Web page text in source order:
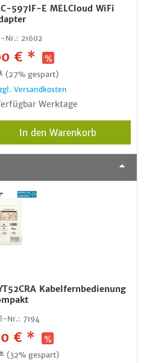
597IF-E MELCloud WiFi
Nr.: 21602
€ *
(27% gespart)
Versandkosten
Werktage
In den Warenkorb
Kabelfernbedienung
Nr.: 7194
€ *
(32% gespart)